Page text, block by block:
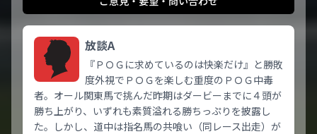
放談A
『ＰＯＧに求めているのは快楽だけ』と勝敗
度外視でＰＯＧを楽しむ重度のＰＯＧ中毒
者。オール関東馬で挑んだ昨期はダービーまでに４頭が
勝ち上がり、いずれも素質溢れる勝ちっぷりを披露し
た。しかし、道中は指名馬の共喰い（同レース出走）が